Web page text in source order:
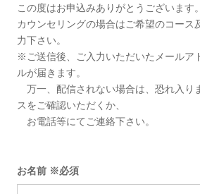
この度はお申込みありがとうございます。
カウンセリングの場合はご希望のコース
力下さい。
※ご送信後、ご入力いただいたメールア
ルが届きます。
万一、配信されない場合は、恐れ入り
スをご確認いただくか、
お電話等にてご連絡下さい。
お名前 ※必須